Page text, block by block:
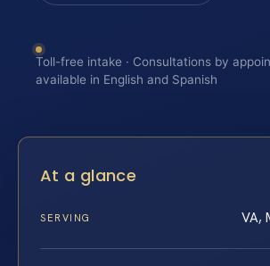
Toll-free intake · Consultations by
available in English and Spanish
At a glance
SERVING VA,